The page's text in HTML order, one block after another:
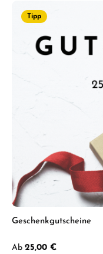
Tipp
Geschenkgutscheine
Regulärer Preis:
Ab 25,00 €